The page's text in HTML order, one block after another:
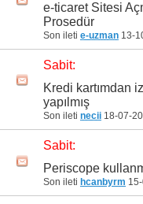
e-ticaret Sitesi
Prosedür
Son ileti e-uzman 13-
Sabit:
Kredi kartımdan
yapılmış
Son ileti necii 18-07-
Sabit:
Periscope
Son ileti hcanbyrm